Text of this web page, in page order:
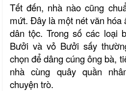
Tết đến, nhà nào cũng
mứt. Đây là một nét văn hóa
dân tộc. Trong số các loại
Bưởi và vỏ Bưởi sấy
chọn để dâng cúng ông bà,
nhà cùng quây quần
chuyện trò.